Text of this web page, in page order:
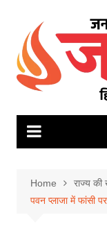
content
Home
राज्य की
पवन प्लाजा में फांसी